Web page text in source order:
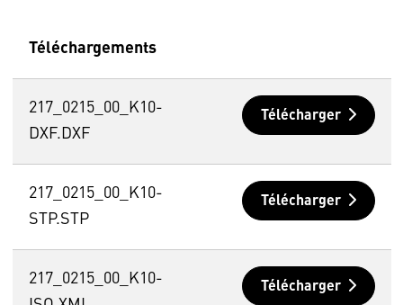
Téléchargements
217_0215_00_K10-
DXF.DXF
Télécharger
217_0215_00_K10-
STP.STP
Télécharger
217_0215_00_K10-
Télécharger